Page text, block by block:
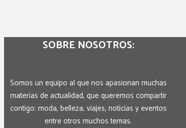
SOBRE NOSOTROS:
Somos un equipo al que nos apasionan muchas
materias de actualidad, que queremos compartir
contigo: moda, belleza, viajes, noticias y eventos
entre otros muchos temas.